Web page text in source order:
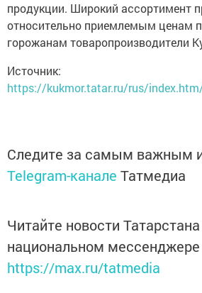
продукции. Широкий ассортимент
относительно приемлемым ценам
горожанам товаропроизводители
Источник:
https://kukmor.tatar.ru/rus/
Следите за самым важным
Telegram-канале Татмедиа
Читайте новости
национальном
https://max.ru/tatmedia